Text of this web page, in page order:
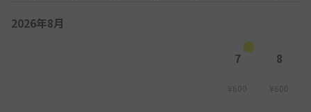
2026年8月
7
¥600
8
¥600